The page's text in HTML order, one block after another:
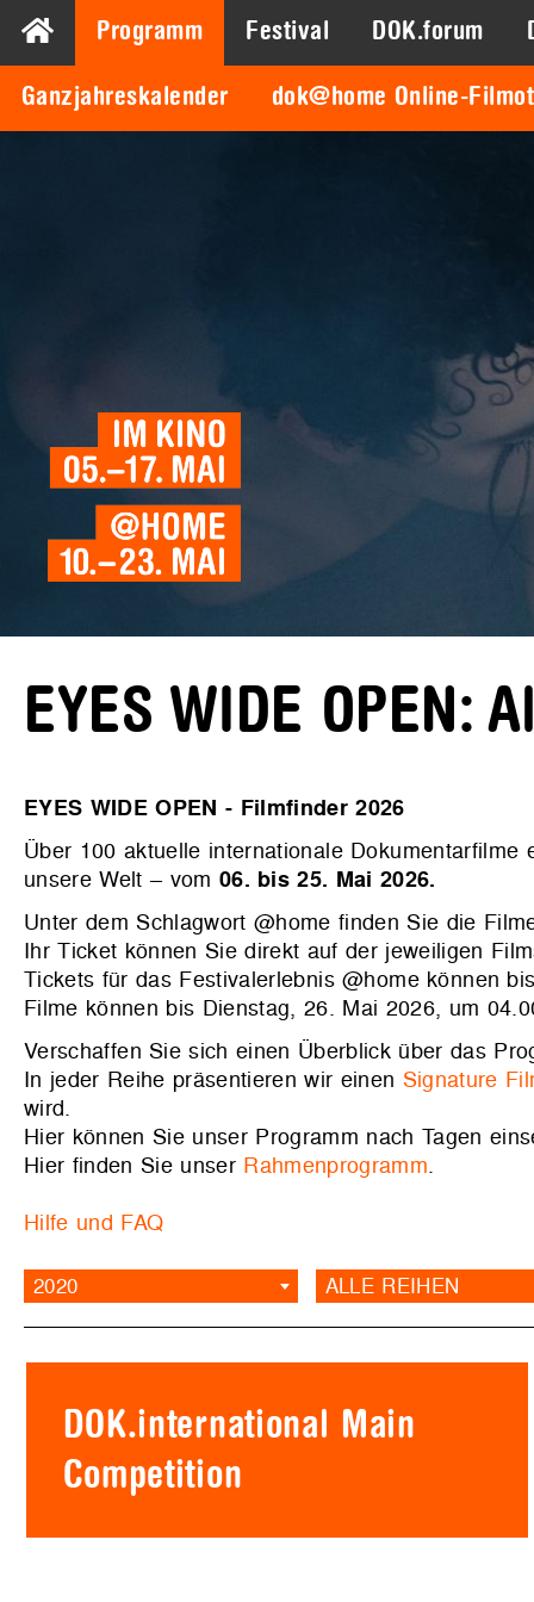
Programm
Ganzjahreskalender dok@home Online-
Festival DOK.forum
EYES WIDE OPEN:
EYES WIDE OPEN - Filmfinder 2026
Über 100 aktuelle internationale
unsere Welt – vom 06. bis 25. Mai 2026.
Unter dem Schlagwort @home finden Sie die
Ihr Ticket können Sie direkt auf der jeweiligen
Tickets für das Festivalerlebnis @home können
Filme können bis Dienstag, 26. Mai 2026, um
Verschaffen Sie sich einen Überblick über das
In jeder Reihe präsentieren wir einen Signature
wird.
Hier können Sie unser Programm nach Tagen
Hier finden Sie unser Rahmenprogramm.
Hilfe und FAQ
2020 ALLE REIHEN
DOK.international Main
Competition